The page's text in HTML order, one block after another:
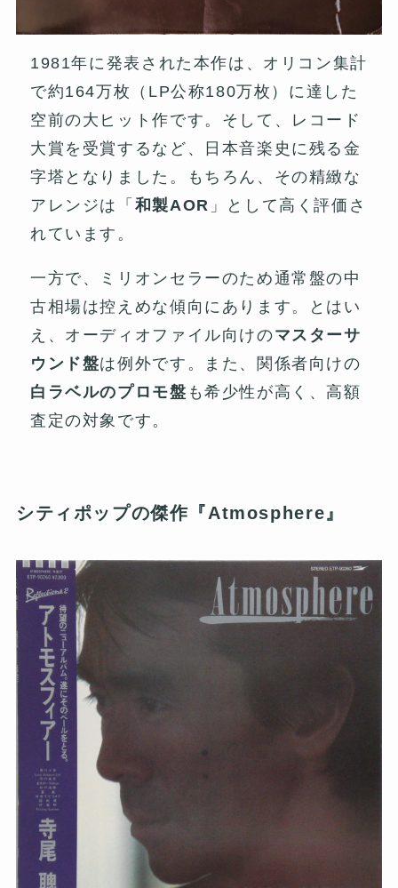
1981年に発表された本作は、オリコン集計
で約164万枚（LP公称180万枚）に達した
空前の大ヒット作です。そして、レコード
大賞を受賞するなど、日本音楽史に残る金
字塔となりました。もちろん、その精緻な
アレンジは「 和製AOR 」として高く評価さ
れています。
一方で、ミリオンセラーのため通常盤の中
古相場は控えめな傾向にあります。とはい
え、オーディオファイル向けのマスターサ
ウンド盤は例外です。また、関係者向けの
白ラベルのプロモ盤 も希少性が高く、高額
査定の対象です。
シティポップの傑作『Atmosphere』